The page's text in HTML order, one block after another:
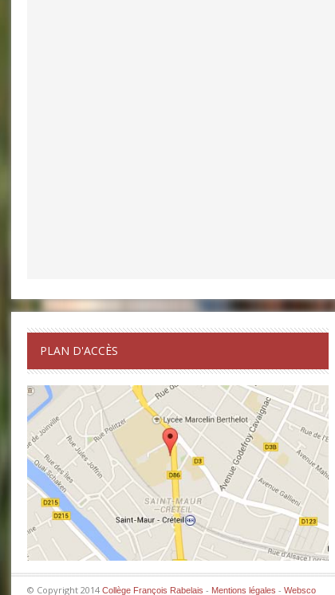
PLAN D'ACCÈS
© Copyright 2014 Collège François Rabelais - Mentions légales - Websco